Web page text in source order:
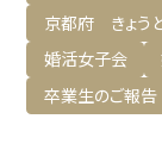
京都府 きょう
婚活女子会
卒業生のご報告